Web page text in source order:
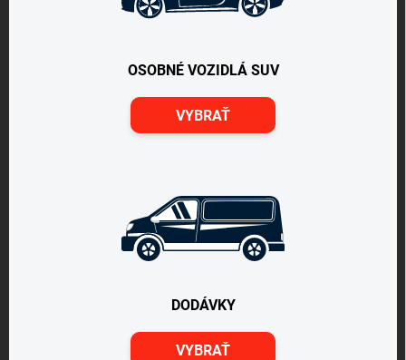
OSOBNÉ VOZIDLÁ SUV
VYBRAŤ
DODÁVKY
VYBRAŤ